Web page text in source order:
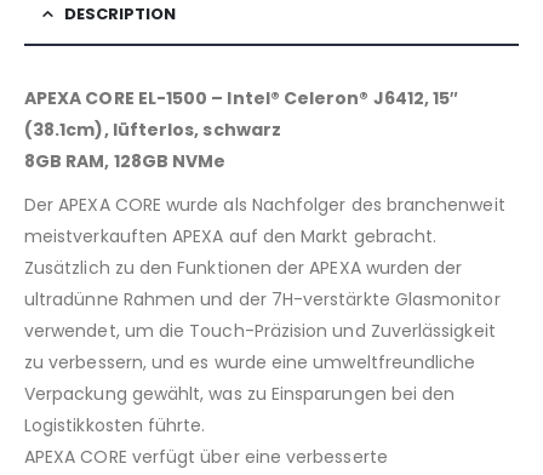
DESCRIPTION
APEXA CORE EL-1500 – Intel® Celeron® J6412, 15″
(38.1cm), lüfterlos, schwarz
8GB RAM, 128GB NVMe
Der APEXA CORE wurde als Nachfolger des branchenweit
meistverkauften APEXA auf den Markt gebracht.
Zusätzlich zu den Funktionen der APEXA wurden der
ultradünne Rahmen und der 7H-verstärkte Glasmonitor
verwendet, um die Touch-Präzision und Zuverlässigkeit
zu verbessern, und es wurde eine umweltfreundliche
Verpackung gewählt, was zu Einsparungen bei den
Logistikkosten führte.
APEXA CORE verfügt über eine verbesserte